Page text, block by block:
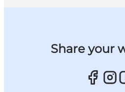
Share your